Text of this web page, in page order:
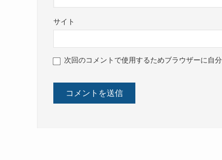
サイト
次回のコメントで使用するためブラウザーに自